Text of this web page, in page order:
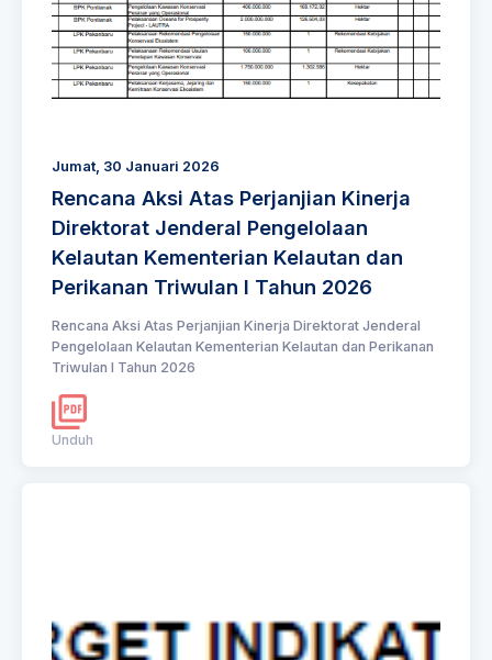
Jumat, 30 Januari 2026
Rencana Aksi Atas Perjanjian Kinerja
Direktorat Jenderal Pengelolaan
Kelautan Kementerian Kelautan dan
Perikanan Triwulan I Tahun 2026
Rencana Aksi Atas Perjanjian Kinerja Direktorat Jenderal
Pengelolaan Kelautan Kementerian Kelautan dan Perikanan
Triwulan I Tahun 2026
Unduh